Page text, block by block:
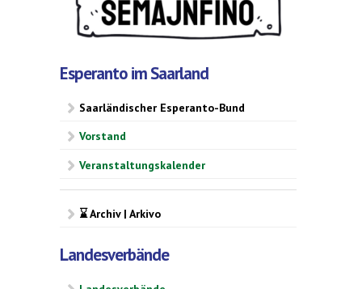
Esperanto im Saarland
Saarländischer Esperanto-Bund
Vorstand
Veranstaltungskalender
⌛ Archiv | Arkivo
Landesverbände